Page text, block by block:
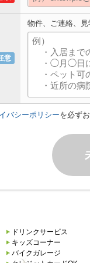
意
物件、ご連絡、
バシーポリシーを必ず
ドリンクサービス
キッズコーナー
バイクガレージ